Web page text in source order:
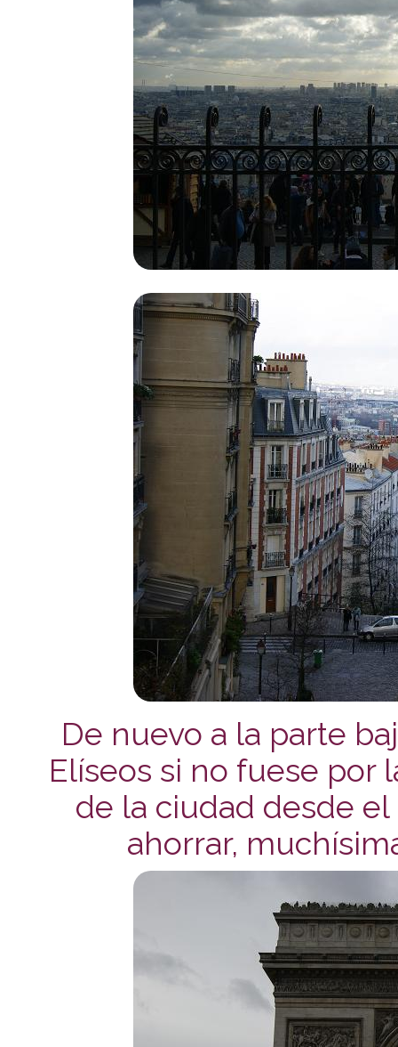
De nuevo a la parte
Elíseos si no fuese por
de la ciudad desde
ahorrar,